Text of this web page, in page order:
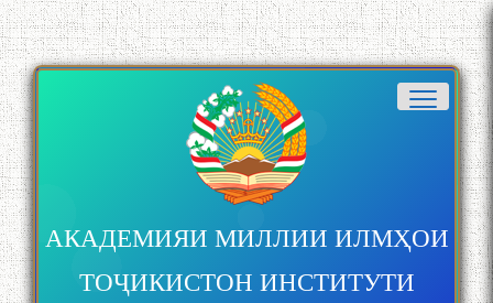
АКАДЕМИЯИ МИЛЛИИ ИЛМҲОИ
ТОҶИКИСТОН ИНСТИТУТИ